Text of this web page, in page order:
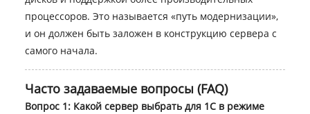
процессоров. Это называется «путь модернизации»,
и он должен быть заложен в конструкцию сервера с
самого начала.
Часто задаваемые вопросы (FAQ)
Вопрос 1: Какой сервер выбрать для 1С в режиме